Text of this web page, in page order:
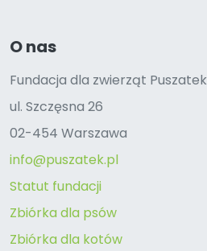
O nas
Fundacja dla zwierząt Puszatek
ul. Szczęsna 26
02-454 Warszawa
info@puszatek.pl
Statut fundacji
Zbiórka dla psów
Zbiórka dla kotów